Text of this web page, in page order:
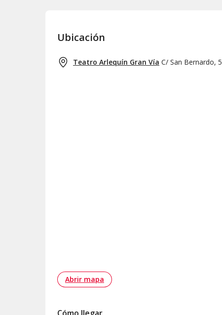
Ubicación
Teatro Arlequín Gran Vía C/ San Bernardo, 5
Abrir mapa